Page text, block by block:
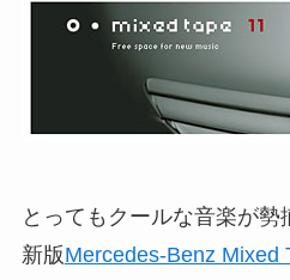
とってもクールな音楽が勢
新版Mercedes-Benz Mixed